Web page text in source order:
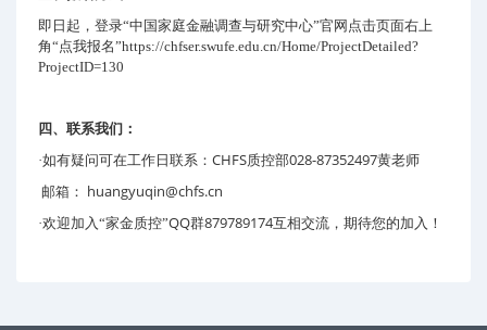
即日起，登录“中国家庭金融调查与研究中心”官网点击页面右上
角“点我报名”https://chfser.swufe.edu.cn/Home/ProjectDetailed?
ProjectID=130
四、联系我们：
·如有疑问可在工作日联系： CHFS质控部028-87352497黄老师
邮箱： huangyuqin@chfs.cn
·欢迎加入“家金质控”QQ群879789174互相交流，期待您的加入！